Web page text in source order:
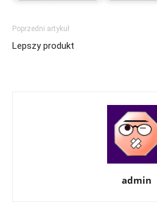
Poprzedni artykuł
Lepszy produkt
admin